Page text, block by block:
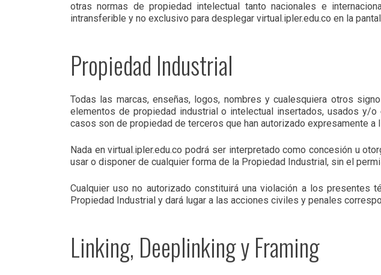
otras normas de propiedad intelectual tanto nacionales e
intransferible y no exclusivo para desplegar virtual.ipler.edu.co en la
Propiedad Industrial
Todas las marcas, enseñas, logos, nombres y cualesquiera otros
elementos de propiedad industrial o intelectual insertados, usados y/
casos son de propiedad de terceros que han autorizado expresamente a
Nada en virtual.ipler.edu.co podrá ser interpretado como concesión u
usar o disponer de cualquier forma de la Propiedad Industrial, sin el
Cualquier uso no autorizado constituirá una violación a los
Propiedad Industrial y dará lugar a las acciones civiles y penales
Linking, Deeplinking y Framing